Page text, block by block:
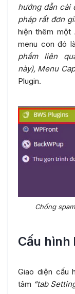
hướng dẫn cài
pháp rất đơn
hiện thêm một
menu con đó
phẩm liên
này), Menu
Plugin.
Chống
Cấu hình
Giao diện cấu
tâm “tab